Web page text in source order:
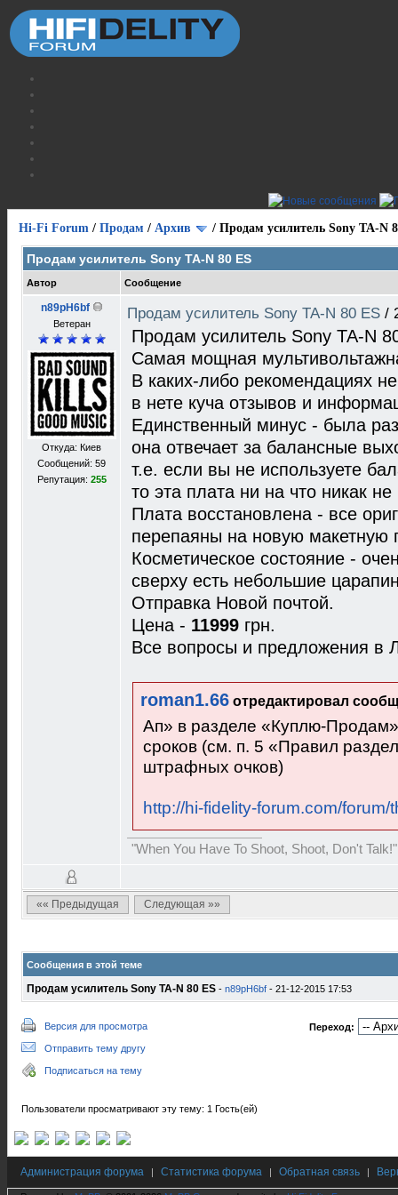
Hi-Fi Forum / Продам / Архив / Продам усилитель Sony TA-N
Продам усилитель Sony TA-N 80 ES
Автор Сообщение
n89pH6bf
Ветеран
Откуда: Киев
Сообщений: 59
Репутация: 255
Продам усилитель Sony TA-N 80 ES /
Продам усилитель Sony TA-N
Самая мощная
В каких-либо рекомендациях
в нете куча отзывов и
Единственный минус - была
она отвечает за балансные
т.е. если вы не используете
то эта плата ни на что никак не
Плата восстановлена - все
перепаяны на новую макетную
Косметическое состояние -
сверху есть небольшие
Отправка Новой почтой.
Цена - 11999 грн.
Все вопросы и предложения в
roman1.66 отредактировал
Ап» в разделе «Куплю-
сроков (см. п. 5 «Правил
штрафных очков)
http://hi-fidelity-forum.com/
"When You Have To Shoot, Shoot, Don't Talk!"
«« Предыдущая Следующая »»
Сообщения в этой теме
Продам усилитель Sony TA-N 80 ES - n89pH6bf - 21-12-2015 17:53
Версия для просмотра
Отправить тему другу
Подписаться на тему
Переход:
Пользователи просматривают эту тему: 1 Гость(ей)
Администрация форума | Статистика форума | Обратная связь |